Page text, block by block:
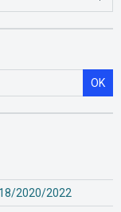
OK
2020/2022